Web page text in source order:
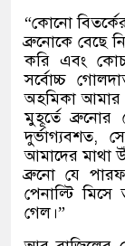
“কোনো
ব্রুনোকে বেছে
করি এবং কোচ
সর্বোচ্চ
অহমিকা আমার
মুহূর্তে ব্রুনোর
দুর্ভাগ্যবশত,
আমাদের মাথা
ব্রুনো যে
পেনাল্টি
গেল।”